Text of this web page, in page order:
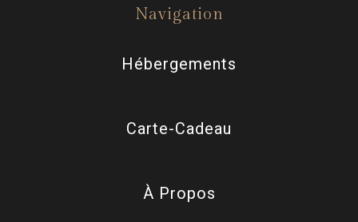
Navigation
Hébergements
Carte-Cadeau
À Propos